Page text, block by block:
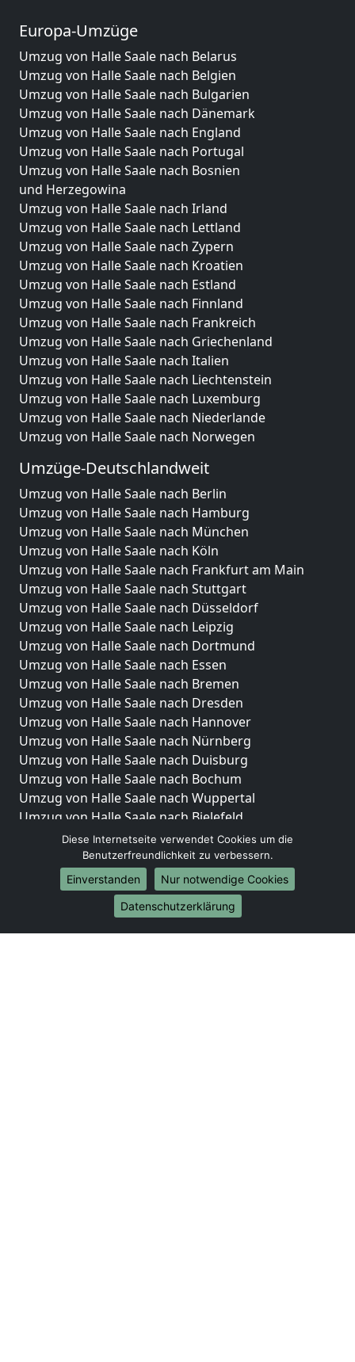
Europa-Umzüge
Umzug von Halle Saale nach Belarus
Umzug von Halle Saale nach Belgien
Umzug von Halle Saale nach Bulgarien
Umzug von Halle Saale nach Dänemark
Umzug von Halle Saale nach England
Umzug von Halle Saale nach Portugal
Umzug von Halle Saale nach Bosnien
und Herzegowina
Umzug von Halle Saale nach Irland
Umzug von Halle Saale nach Lettland
Umzug von Halle Saale nach Zypern
Umzug von Halle Saale nach Kroatien
Umzug von Halle Saale nach Estland
Umzug von Halle Saale nach Finnland
Umzug von Halle Saale nach Frankreich
Umzug von Halle Saale nach Griechenland
Umzug von Halle Saale nach Italien
Umzug von Halle Saale nach Liechtenstein
Umzug von Halle Saale nach Luxemburg
Umzug von Halle Saale nach Niederlande
Umzug von Halle Saale nach Norwegen
Umzüge-Deutschlandweit
Umzug von Halle Saale nach Berlin
Umzug von Halle Saale nach Hamburg
Umzug von Halle Saale nach München
Umzug von Halle Saale nach Köln
Umzug von Halle Saale nach Frankfurt am Main
Umzug von Halle Saale nach Stuttgart
Umzug von Halle Saale nach Düsseldorf
Umzug von Halle Saale nach Leipzig
Umzug von Halle Saale nach Dortmund
Umzug von Halle Saale nach Essen
Umzug von Halle Saale nach Bremen
Umzug von Halle Saale nach Dresden
Umzug von Halle Saale nach Hannover
Umzug von Halle Saale nach Nürnberg
Umzug von Halle Saale nach Duisburg
Umzug von Halle Saale nach Bochum
Umzug von Halle Saale nach Wuppertal
Umzug von Halle Saale nach Bielefeld
Umzug von Halle Saale nach Bonn
Umzug von Halle Saale nach Münster
Internationale-Umzüge
Umzug von Halle Saale nach Brasilien
Umzug von Halle Saale nach Brunei Darussalam
Diese Internetseite verwendet Cookies um die
Benutzerfreundlichkeit zu verbessern.
Einverstanden
Nur notwendige Cookies
Datenschutzerklärung